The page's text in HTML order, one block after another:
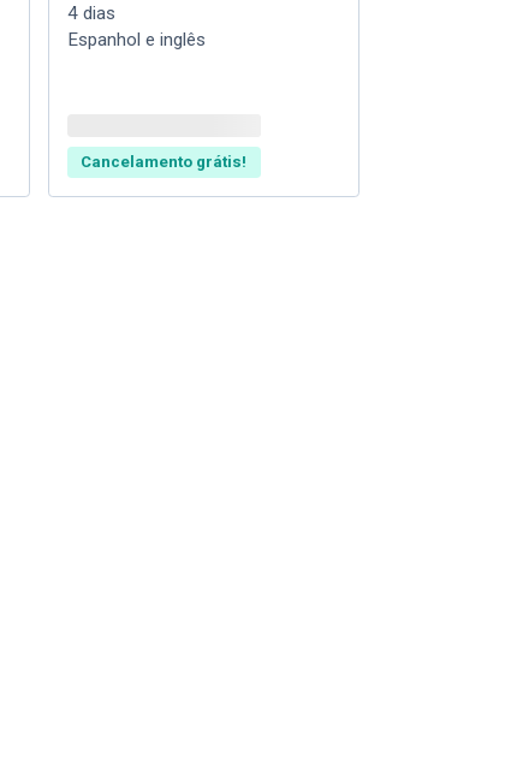
4 dias
Espanhol e inglês
Cancelamento grátis!